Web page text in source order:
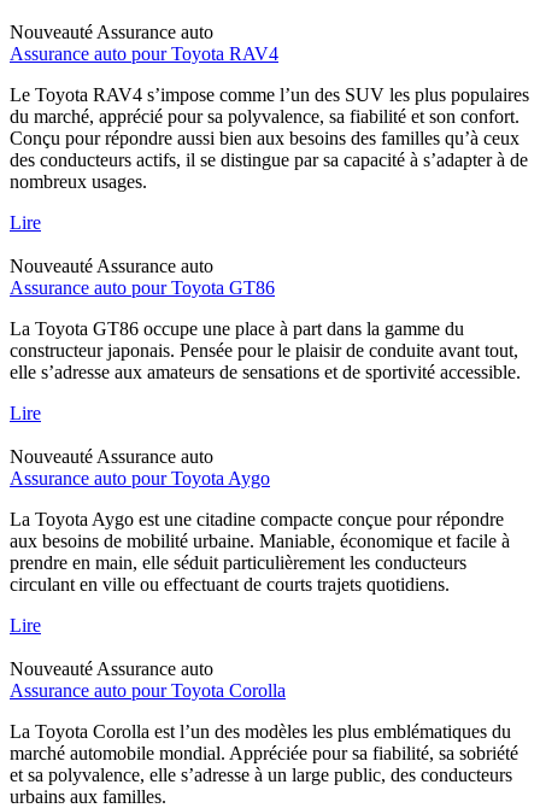
Nouveauté Assurance auto
Assurance auto pour Toyota RAV4
Le Toyota RAV4 s’impose comme l’un des SUV les plus populaires
du marché, apprécié pour sa polyvalence, sa fiabilité et son confort.
Conçu pour répondre aussi bien aux besoins des familles qu’à ceux
des conducteurs actifs, il se distingue par sa capacité à s’adapter à de
nombreux usages.
Lire
Nouveauté Assurance auto
Assurance auto pour Toyota GT86
La Toyota GT86 occupe une place à part dans la gamme du
constructeur japonais. Pensée pour le plaisir de conduite avant tout,
elle s’adresse aux amateurs de sensations et de sportivité accessible.
Lire
Nouveauté Assurance auto
Assurance auto pour Toyota Aygo
La Toyota Aygo est une citadine compacte conçue pour répondre
aux besoins de mobilité urbaine. Maniable, économique et facile à
prendre en main, elle séduit particulièrement les conducteurs
circulant en ville ou effectuant de courts trajets quotidiens.
Lire
Nouveauté Assurance auto
Assurance auto pour Toyota Corolla
La Toyota Corolla est l’un des modèles les plus emblématiques du
marché automobile mondial. Appréciée pour sa fiabilité, sa sobriété
et sa polyvalence, elle s’adresse à un large public, des conducteurs
urbains aux familles.